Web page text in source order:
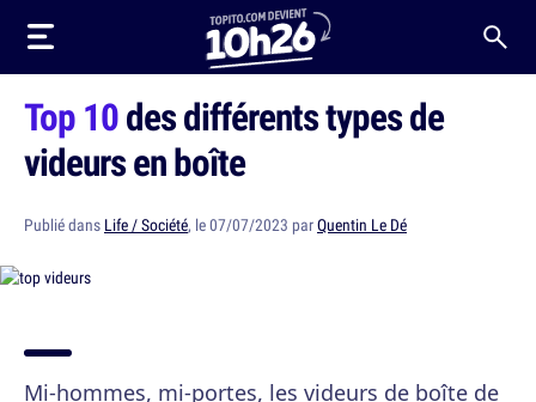
Top 10des différents types de
videurs en boîte
Publié dans Life / Société, le 07/07/2023 parQuentin Le Dé
Mi-hommes, mi-portes, les videurs de boîte de